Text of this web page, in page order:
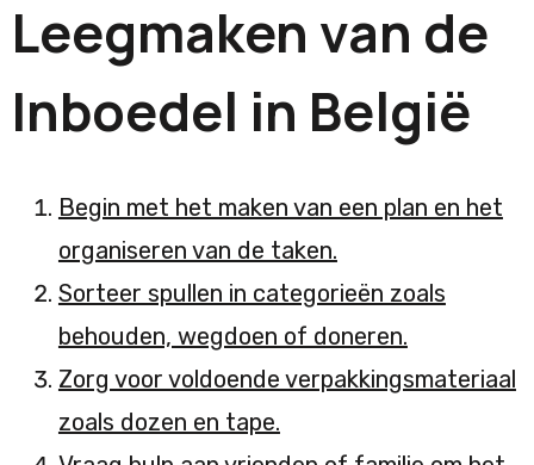
Leegmaken van de
Inboedel in België
Begin met het maken van een plan en het
organiseren van de taken.
Sorteer spullen in categorieën zoals
behouden, wegdoen of doneren.
Zorg voor voldoende verpakkingsmateriaal
zoals dozen en tape.